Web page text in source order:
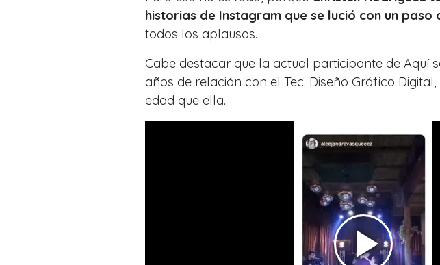
historias de Instagram que se lució con un paso
todos los aplausos.
Cabe destacar que la actual participante de Aquí
años de relación con el Tec. Diseño Gráfico
edad que ella.